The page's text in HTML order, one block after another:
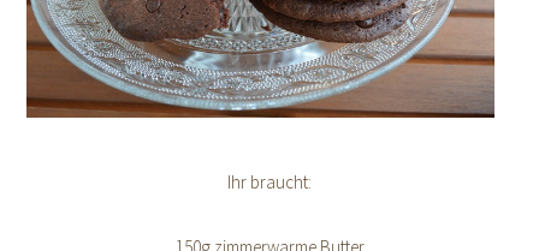
Ihr braucht: